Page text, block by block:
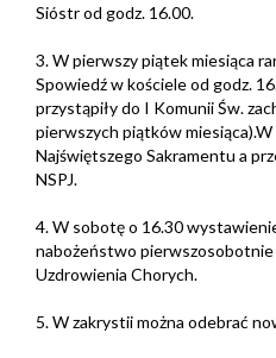
Sióstr od godz. 16.00.
3. W pierwszy piątek miesiąca
Spowiedź w kościele od godz.
przystąpiły do I Komunii Św.
pierwszych piątków
Najświętszego Sakramentu a
NSPJ.
4. W sobotę o 16.30
nabożeństwo pierwszosobotnie
Uzdrowienia Chorych.
5. W zakrystii można odebrać